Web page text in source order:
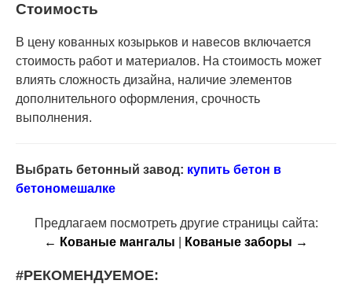
Стоимость
В цену кованных козырьков и навесов включается
стоимость работ и материалов. На стоимость может
влиять сложность дизайна, наличие элементов
дополнительного оформления, срочность
выполнения.
Выбрать бетонный завод: купить бетон в
бетономешалке
Предлагаем посмотреть другие страницы сайта:
← Кованые мангалы
Кованые заборы →
#РЕКОМЕНДУЕМОЕ: